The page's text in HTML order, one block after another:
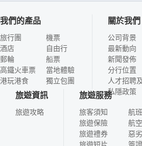
我們的產品
旅行團
酒店
郵輪
高鐵火車票
港玩港食
機票
自由行
船票
當地體驗
獨立包團
關於我們
公司背景
最新動向
新聞發佈
分行位置
人才招聘
私隱政策
旅遊資訊
旅遊攻略
旅遊服務
旅客須知
旅遊保險
旅遊禮券
旅遊短片
航
航
惡
簽